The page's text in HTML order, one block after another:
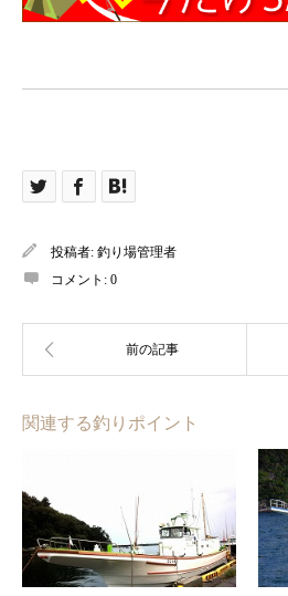
投稿者: 釣り場管理者
コメント: 0
関連する釣りポイント